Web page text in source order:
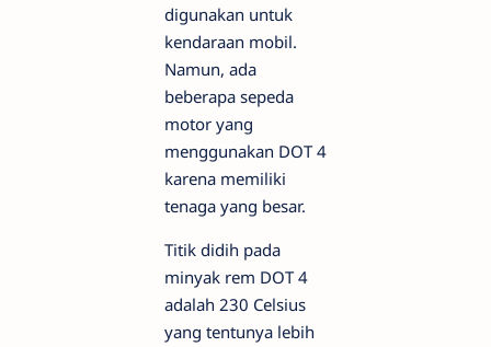
digunakan untuk
kendaraan mobil.
Namun, ada
beberapa sepeda
motor yang
menggunakan DOT 4
karena memiliki
tenaga yang besar.
Titik didih pada
minyak rem DOT 4
adalah 230 Celsius
yang tentunya lebih